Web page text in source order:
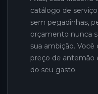
catálogo de
sem pegadinhas,
orçamento nunca
sua ambição. Você
preço de
do seu gasto.